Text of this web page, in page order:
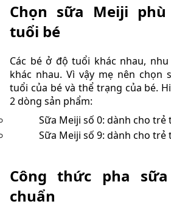
Chọn sữa Meiji
tuổi bé
Các bé ở độ tuổi khác nhau,
khác nhau. Vì vậy mẹ nên chọn
tuổi của bé và thể trạng của bé.
2 dòng sản phẩm:
Sữa Meiji số 0: dành cho trẻ
Sữa Meiji số 9: dành cho trẻ
Công thức pha
chuẩn